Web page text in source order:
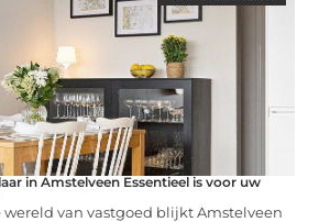
in Amstelveen Essentieel is voor uw
van vastgoed blijkt Amstelveen